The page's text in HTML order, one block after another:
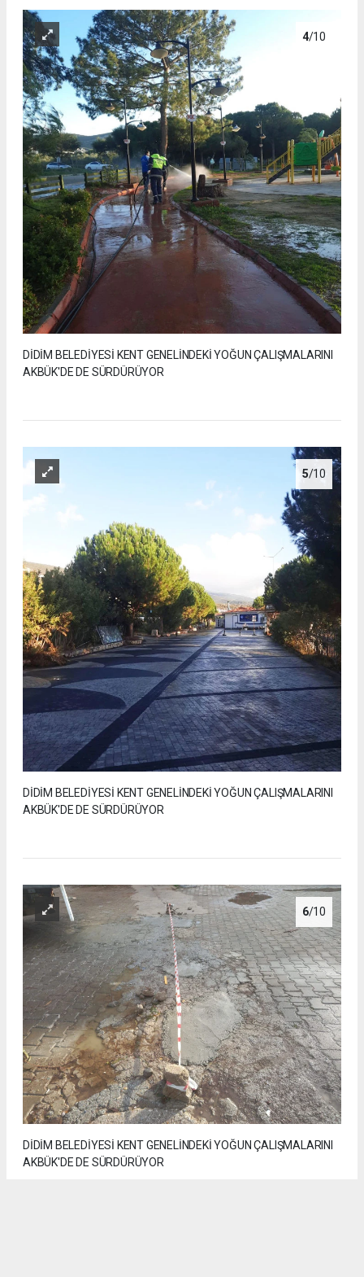
4/10
DİDİM BELEDİYESİ KENT GENELİNDEKİ YOĞUN ÇALIŞMALARINI
AKBÜK'DE DE SÜRDÜRÜYOR
5/10
DİDİM BELEDİYESİ KENT GENELİNDEKİ YOĞUN ÇALIŞMALARINI
AKBÜK'DE DE SÜRDÜRÜYOR
6/10
DİDİM BELEDİYESİ KENT GENELİNDEKİ YOĞUN ÇALIŞMALARINI
AKBÜK'DE DE SÜRDÜRÜYOR